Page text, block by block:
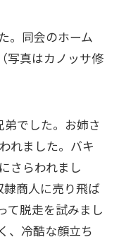
。同会のホーム
写真はカノッサ修
弟でした。お姉さ
れました。バキ
さらわれまし
商人に売り飛ば
て脱走を試みまし
、冷酷な顔立ち